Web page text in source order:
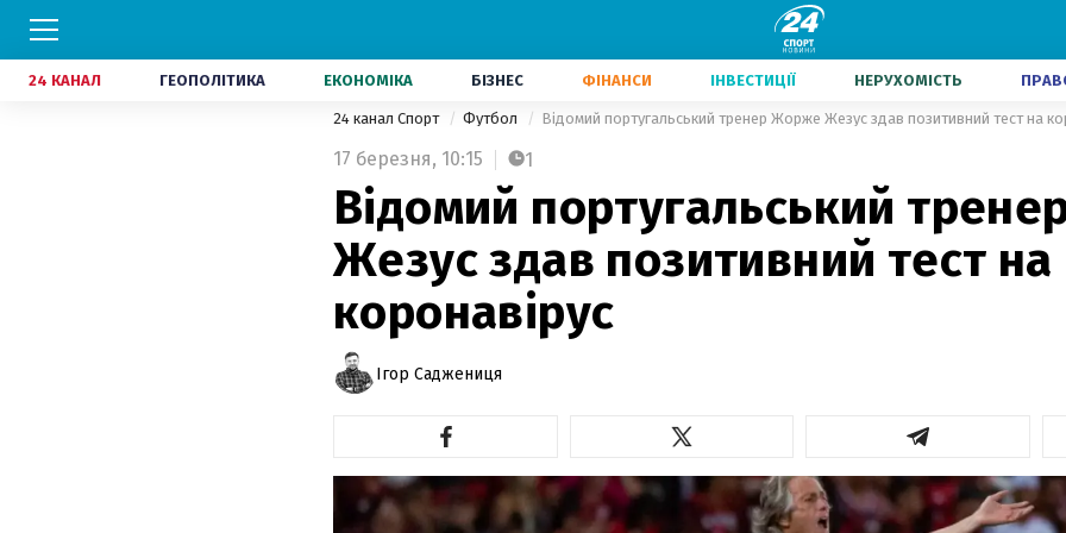
24 КАНАЛ ГЕОПОЛІТИКА ЕКОНОМІКА БІЗНЕС ФІНАНСИ ІНВЕСТИЦІЇ НЕРУХОМІСТЬ
24 канал Спорт Футбол Відомий португальський тренер Жорже Жезус здав позитивний тест на
17 березня, 10:15 1
Відомий португальський
Жезус здав позитивний тест на
коронавірус
Ігор Саджениця